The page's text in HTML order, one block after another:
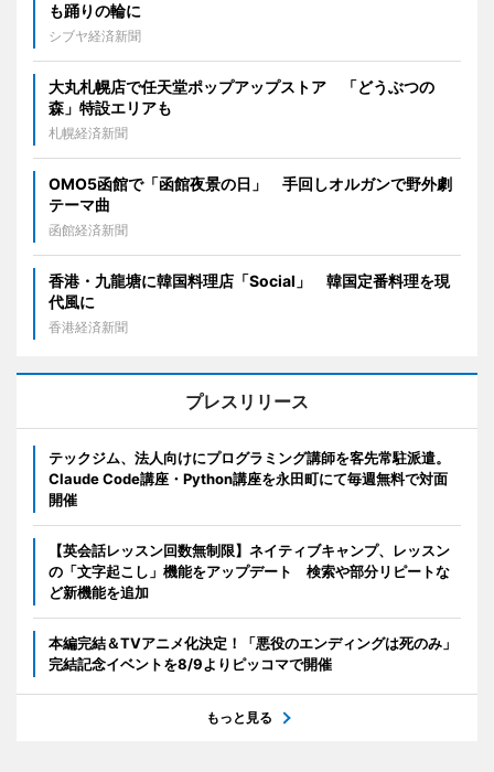
も踊りの輪に
シブヤ経済新聞
大丸札幌店で任天堂ポップアップストア 「どうぶつの
森」特設エリアも
札幌経済新聞
OMO5函館で「函館夜景の日」 手回しオルガンで野外劇
テーマ曲
函館経済新聞
香港・九龍塘に韓国料理店「Social」 韓国定番料理を現
代風に
香港経済新聞
プレスリリース
テックジム、法人向けにプログラミング講師を客先常駐派遣。
Claude Code講座・Python講座を永田町にて毎週無料で対面
開催
【英会話レッスン回数無制限】ネイティブキャンプ、レッスン
の「文字起こし」機能をアップデート 検索や部分リピートな
ど新機能を追加
本編完結＆TVアニメ化決定！「悪役のエンディングは死のみ」
完結記念イベントを8/9よりピッコマで開催
もっと見る